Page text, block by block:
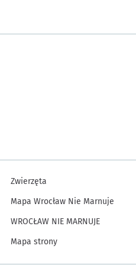
Zwierzęta
Mapa Wrocław Nie Marnuje
WROCŁAW NIE MARNUJE
Mapa strony